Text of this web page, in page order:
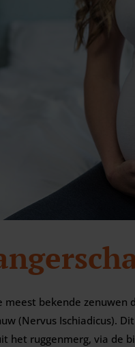
meest bekende zenuwen
(Nervus Ischiadicus).
het ruggenmerg, via de